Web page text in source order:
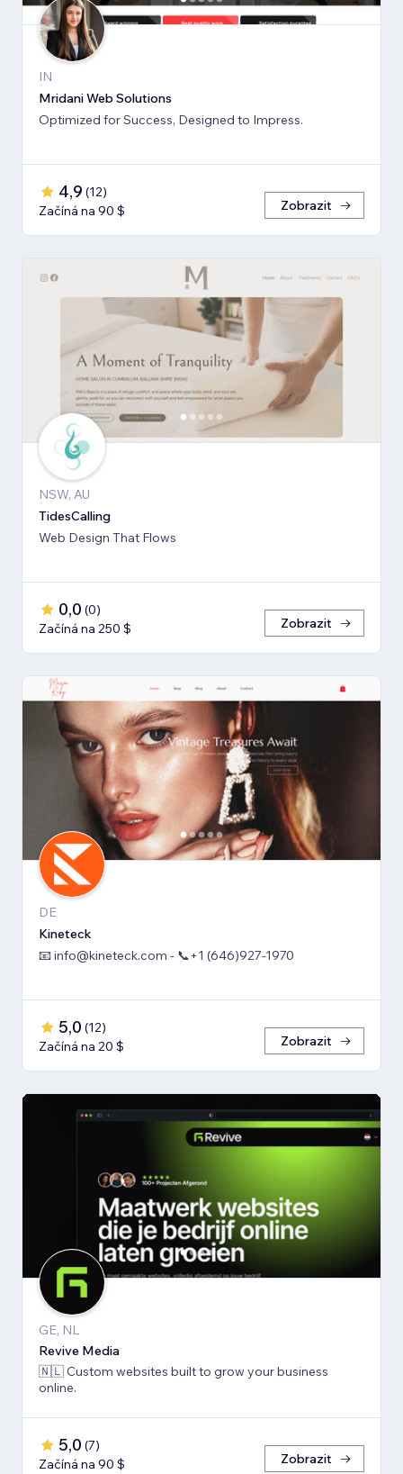
IN
Mridani Web Solutions
Optimized for Success, Designed to Impress.
4,9 (12)
Začíná na 90 $
Zobrazit
NSW, AU
TidesCalling
Web Design That Flows
0,0 (0)
Začíná na 250 $
Zobrazit
DE
Kineteck
📧 info@kineteck.com - 📞+1 (646)927-1970
5,0 (12)
Začíná na 20 $
Zobrazit
GE, NL
Revive Media
🇳🇱 Custom websites built to grow your business
online.
5,0 (7)
Začíná na 90 $
Zobrazit